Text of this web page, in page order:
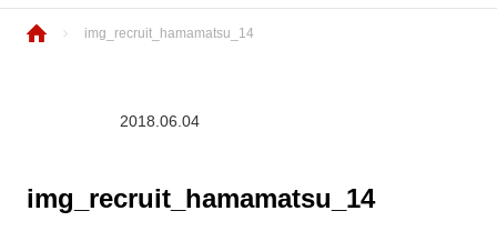
img_recruit_hamamatsu_14
2018.06.04
img_recruit_hamamatsu_14